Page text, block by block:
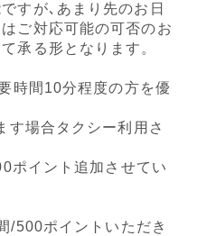
すが､あまり先のお日
ご対応可能の可否のお
承る形となります。
時間10分程度の方を優
す場合タクシー利用さ
ポイント追加させてい
/500ポイントいただき